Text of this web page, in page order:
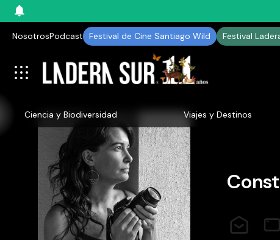
NosotrosPodcast Festival de Cine Santiago Wild Festival
Ciencia y Biodiversidad Viajes y Destinos